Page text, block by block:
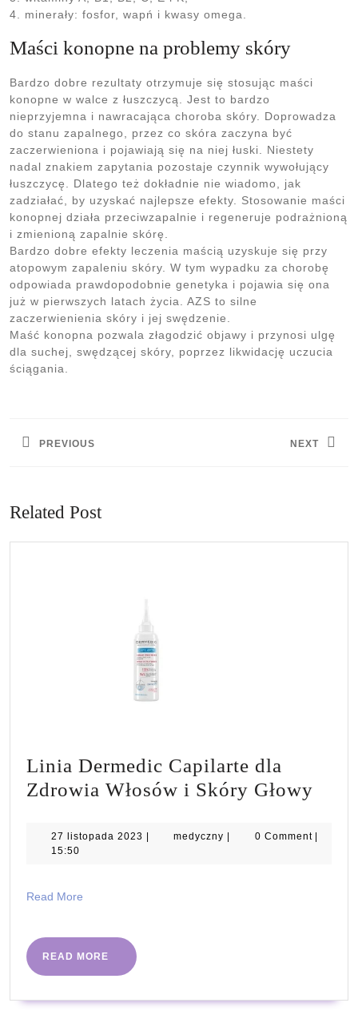
4. minerały: fosfor, wapń i kwasy omega.
Maści konopne na problemy skóry
Bardzo dobre rezultaty otrzymuje się stosując maści
konopne w walce z łuszczycą. Jest to bardzo
nieprzyjemna i nawracająca choroba skóry. Doprowadza
do stanu zapalnego, przez co skóra zaczyna być
zaczerwieniona i pojawiają się na niej łuski. Niestety
nadal znakiem zapytania pozostaje czynnik wywołujący
łuszczycę. Dlatego też dokładnie nie wiadomo, jak
zadziałać, by uzyskać najlepsze efekty. Stosowanie maści
konopnej działa przeciwzapalnie i regeneruje podrażnioną
i zmienioną zapalnie skórę.
Bardzo dobre efekty leczenia maścią uzyskuje się przy
atopowym zapaleniu skóry. W tym wypadku za chorobę
odpowiada prawdopodobnie genetyka i pojawia się ona
już w pierwszych latach życia. AZS to silne
zaczerwienienia skóry i jej swędzenie.
Maść konopna pozwala złagodzić objawy i przynosi ulgę
dla suchej, swędzącej skóry, poprzez likwidację uczucia
ściągania.
PREVIOUS NEXT
Related Post
Linia Dermedic Capilarte dla
Zdrowia Włosów i Skóry Głowy
27 listopada 2023 27
| medyczny medyczny
| 0 Comment |
15:50
Read More
READ MORE
READ
MORE